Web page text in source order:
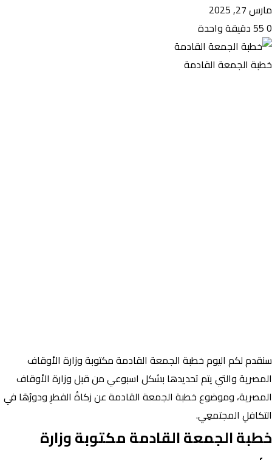
مارس 27, 2025
0
دقيقة واحدة
خطبة الجمعة القادمة
سنقدم لكم اليوم خطبة الجمعة القادمة مكتوبة وزارة الأوقاف
المصرية والتي يتم تحديدها بشكل اسبوعي من قبل وزارة الأوقاف
المصرية، وموضوع خطبة الجمعة القادمة عن زكاةُ الفطرِ ودورُهَا في
التكافلِ المجتمعِي.
خطبة الجمعة القادمة مكتوبة وزارة